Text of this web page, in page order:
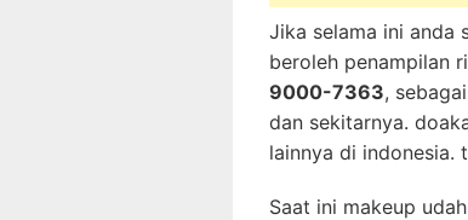
Jika selama ini anda
beroleh penampilan
9000-7363,
dan sekitarnya.
lainnya di indonesia.
Saat ini makeup